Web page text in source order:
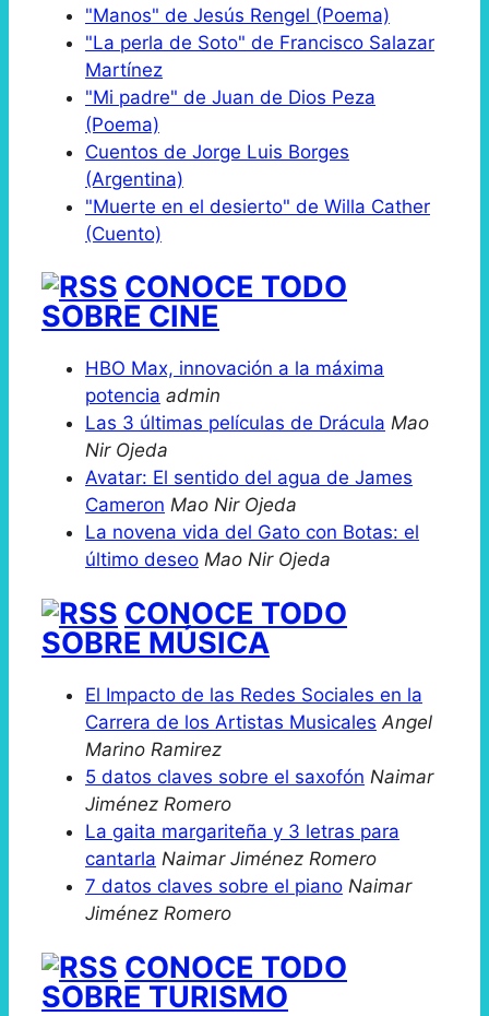
"Manos" de Jesús Rengel (Poema)
"La perla de Soto" de Francisco Salazar
Martínez
"Mi padre" de Juan de Dios Peza
(Poema)
Cuentos de Jorge Luis Borges
(Argentina)
"Muerte en el desierto" de Willa Cather
(Cuento)
CONOCE TODO
SOBRE CINE
HBO Max, innovación a la máxima
potencia admin
Las 3 últimas películas de Drácula Mao
Nir Ojeda
Avatar: El sentido del agua de James
Cameron Mao Nir Ojeda
La novena vida del Gato con Botas: el
último deseo Mao Nir Ojeda
CONOCE TODO
SOBRE MÚSICA
El Impacto de las Redes Sociales en la
Carrera de los Artistas Musicales Angel
Marino Ramirez
5 datos claves sobre el saxofón Naimar
Jiménez Romero
La gaita margariteña y 3 letras para
cantarla Naimar Jiménez Romero
7 datos claves sobre el piano Naimar
Jiménez Romero
CONOCE TODO
SOBRE TURISMO